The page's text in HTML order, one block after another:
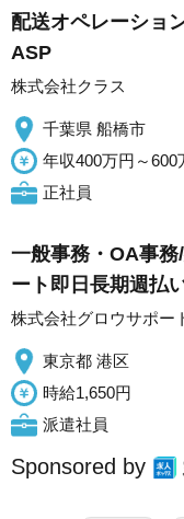
配送オペレーショ
ASP
株式会社クラス
千葉県 船橋市
年収400万円～600
正社員
一般事務・OA事
ート即日長期週払
株式会社グロウサポー
東京都 港区
時給1,650円
派遣社員
Sponsored by